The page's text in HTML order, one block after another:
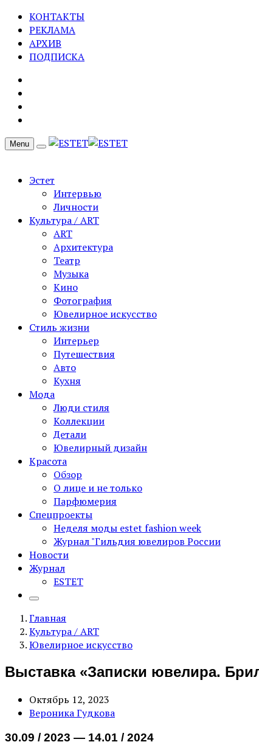
КОНТАКТЫ
РЕКЛАМА
АРХИВ
ПОДПИСКА
Menu
Эстет
Интервью
Личности
Культура / ART
ART
Архитектура
Театр
Музыка
Кино
Фотография
Ювелирное искусство
Стиль жизни
Интерьер
Путешествия
Авто
Кухня
Мода
Люди стиля
Коллекции
Детали
Ювелирный дизайн
Красота
Обзор
О лице и не только
Парфюмерия
Спецпроекты
Неделя моды estet fashion week
Журнал "Гильдия ювелиров России
Новости
Журнал
ESTET
Главная
Культура / ART
Ювелирное искусство
Выставка «Записки ювелира.
Октябрь 12, 2023
Вероника Гудкова
30.09 / 2023 — 14.01 / 2024